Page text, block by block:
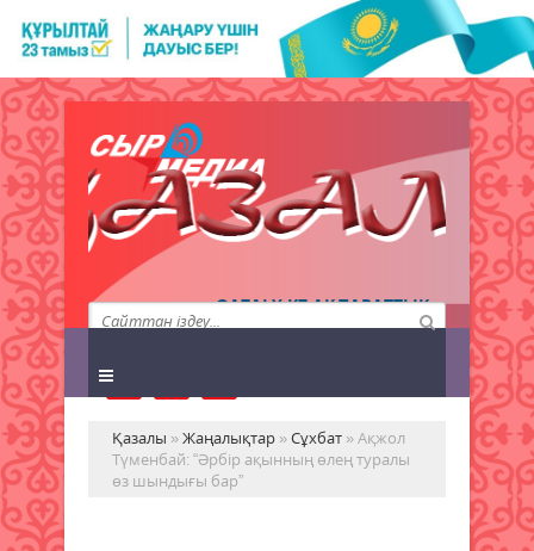
QAZALY.KZ АҚПАРАТТЫҚ
АГЕНТТІГІ
Қазалы »Жаңалықтар »Сұхбат » Ақжол
Түменбай: “Әрбір ақынның өлең туралы
өз шындығы бар”